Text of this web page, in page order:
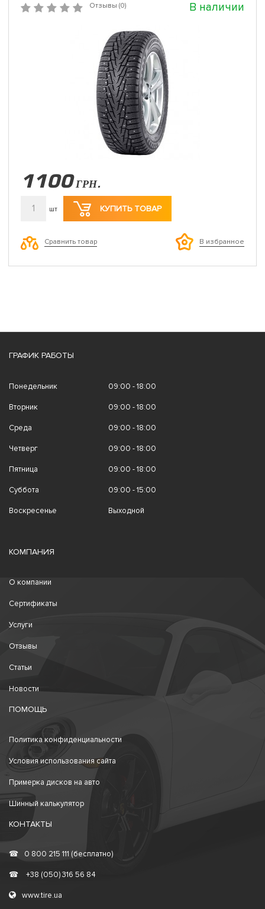
Отзывы (0) В наличии
1100 ГРН.
1 шт КУПИТЬ ТОВАР
Сравнить товар В избранное
ГРАФИК РАБОТЫ
Понедельник 09:00 - 18:00
Вторник 09:00 - 18:00
Среда 09:00 - 18:00
Четверг 09:00 - 18:00
Пятница 09:00 - 18:00
Суббота 09:00 - 15:00
Воскресенье Выходной
КОМПАНИЯ
О компании
Сертификаты
Услуги
Отзывы
Статьи
Новости
ПОМОЩЬ
Политика конфиденциальности
Условия использования сайта
Примерка дисков на авто
Шинный калькулятор
КОНТАКТЫ
☎ 0 800 215 111 (бесплатно)
☎ +38 (050) 316 56 84
www.tire.ua